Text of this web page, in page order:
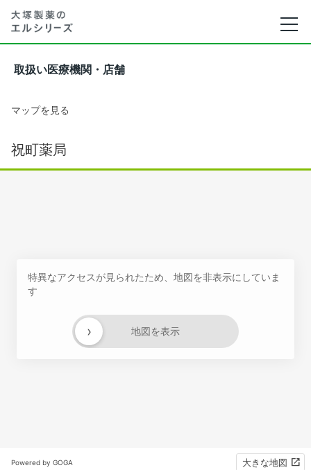
取扱い医療機関・店舗
マップを見る
祝町薬局
特異なアクセスが見られたため、地図を非表示にしていま
す
地図を表示
›
Powered by GOGA 大きな地図